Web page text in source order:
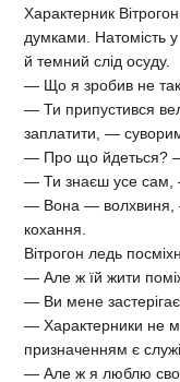
Характерник
думками. Натомість
й темний слід осуду.
— Що я зробив не
— Ти припустився
заплатити, — суворим
— Про що йдеться?
— Ти знаєш усе сам,
— Вона — волхвиня,
кохання.
Вітрогон ледь
— Але ж їй жити
— Ви мене
— Характерники не
призначенням є
— Але ж я люблю